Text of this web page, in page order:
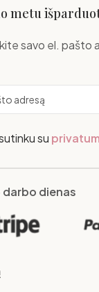
metu
savo el. pašto
su
darbo dienas